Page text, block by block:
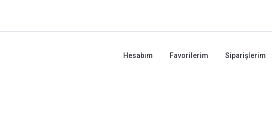
Hesabım Favorilerim Siparişlerim